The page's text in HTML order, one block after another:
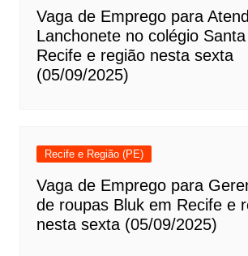
Vaga de Emprego para
Lanchonete no colégio
Recife e região nesta sexta
(05/09/2025)
Recife e Região (PE)
Vaga de Emprego para
de roupas Bluk em Recife e
nesta sexta (05/09/2025)